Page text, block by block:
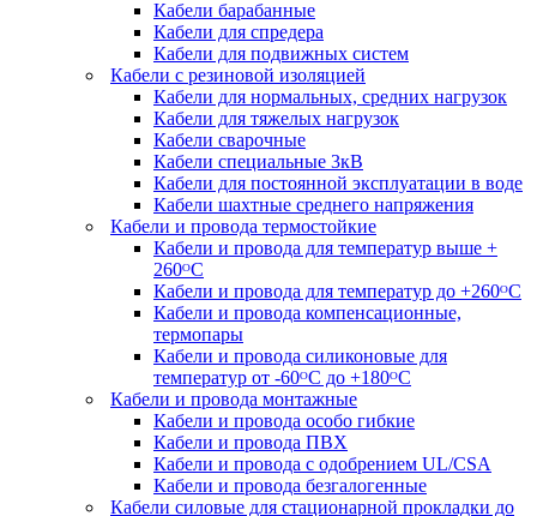
Кабели барабанные
Кабели для спредера
Кабели для подвижных систем
Кабели с резиновой изоляцией
Кабели для нормальных, средних нагрузок
Кабели для тяжелых нагрузок
Кабели сварочные
Кабели специальные 3кВ
Кабели для постоянной эксплуатации в воде
Кабели шахтные среднего напряжения
Кабели и провода термостойкие
Кабели и провода для температур выше +
260ᴼС
Кабели и провода для температур до +260ᴼС
Кабели и провода компенсационные,
термопары
Кабели и провода силиконовые для
температур от -60ᴼC до +180ᴼС
Кабели и провода монтажные
Кабели и провода особо гибкие
Кабели и провода ПВХ
Кабели и провода с одобрением UL/CSA
Кабели и провода безгалогенные
Кабели силовые для стационарной прокладки до